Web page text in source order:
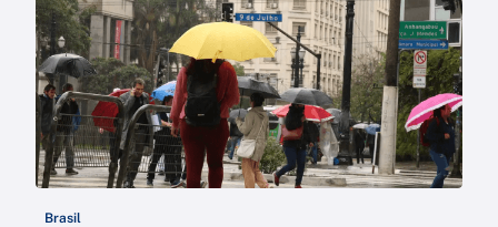
Brasil